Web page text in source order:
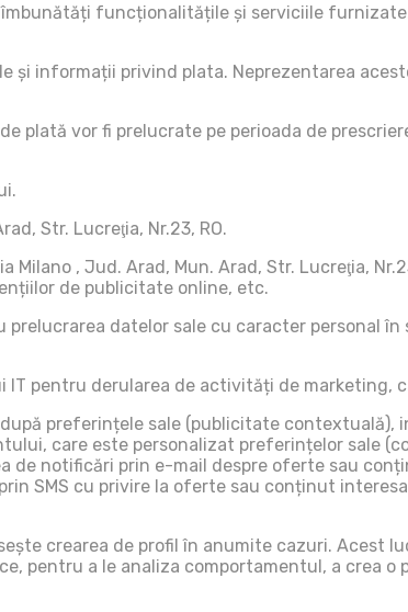
funcționalitățile și serviciile
și informații privind plata. Neprezentarea
plată vor fi prelucrate pe perioada de
Str. Lucreţia, Nr.23, RO.
, Jud. Arad, Mun. Arad, Str. Lucreţia,
de publicitate online, etc.
datelor sale cu caracter personal
pentru derularea de activități de marketing,
preferințele sale (publicitate contextuală),
care este personalizat preferințelor sale
de notificări prin e-mail despre oferte sau
SMS cu privire la oferte sau conținut
crearea de profil în anumite cazuri. Acest
pentru a le analiza comportamentul, a crea